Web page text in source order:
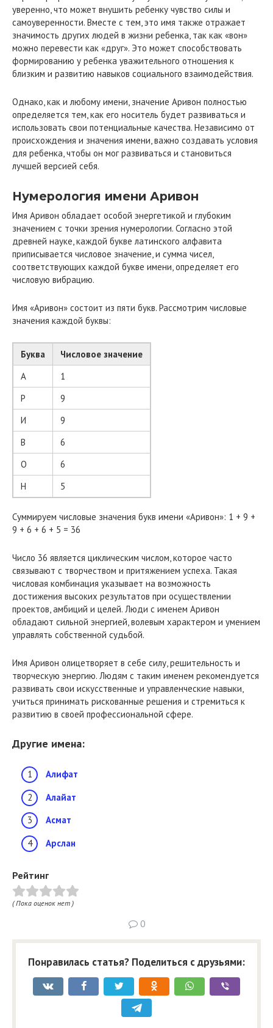
уверенно, что может внушить ребенку чувство силы и
самоуверенности. Вместе с тем, это имя также отражает
значимость других людей в жизни ребенка, так как «вон»
можно перевести как «друг». Это может способствовать
формированию у ребенка уважительного отношения к
близким и развитию навыков социального взаимодействия.
Однако, как и любому имени, значение Аривон полностью
определяется тем, как его носитель будет развиваться и
использовать свои потенциальные качества. Независимо от
происхождения и значения имени, важно создавать условия
для ребенка, чтобы он мог развиваться и становиться
лучшей версией себя.
Нумерология имени Аривон
Имя Аривон обладает особой энергетикой и глубоким
значением с точки зрения нумерологии. Согласно этой
древней науке, каждой букве латинского алфавита
приписывается числовое значение, и сумма чисел,
соответствующих каждой букве имени, определяет его
числовую вибрацию.
Имя «Аривон» состоит из пяти букв. Рассмотрим числовые
значения каждой буквы:
Буква
Числовое значение
А
1
Р
9
И
9
В
6
О
6
Н
5
Суммируем числовые значения букв имени «Аривон»: 1 + 9 +
9 + 6 + 6 + 5 = 36
Число 36 является циклическим числом, которое часто
связывают с творчеством и притяжением успеха. Такая
числовая комбинация указывает на возможность
достижения высоких результатов при осуществлении
проектов, амбиций и целей. Люди с именем Аривон
обладают сильной энергией, волевым характером и умением
управлять собственной судьбой.
Имя Аривон олицетворяет в себе силу, решительность и
творческую энергию. Людям с таким именем рекомендуется
развивать свои искусственные и управленческие навыки,
учиться принимать рискованные решения и стремиться к
развитию в своей профессиональной сфере.
Другие имена:
Алифат
Алайат
Асмат
Арслан
Рейтинг
( Пока оценок нет )
0
Понравилась статья? Поделиться с друзьями: